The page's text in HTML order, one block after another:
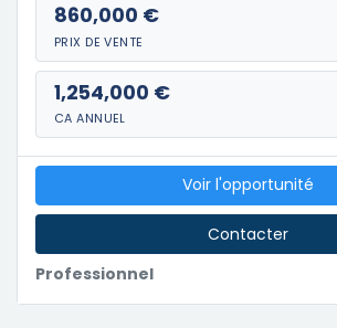
860,000 €
PRIX DE VENTE
1,254,000 €
CA ANNUEL
Professionnel
Voir l'opportunité
Contacter